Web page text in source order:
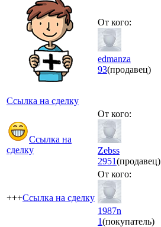
Ссылка на сделку
От кого:
edmanza
93(продавец)
Ссылка на
сделку
От кого:
Zebss
2951(продавец)
+++Ссылка на сделку
От кого:
1987n
1(покупатель)